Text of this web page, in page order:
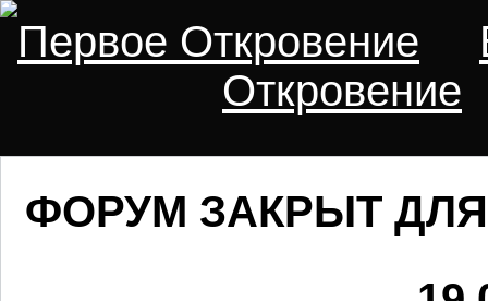
Первое Откровение
Откровение
ФОРУМ ЗАКРЫТ